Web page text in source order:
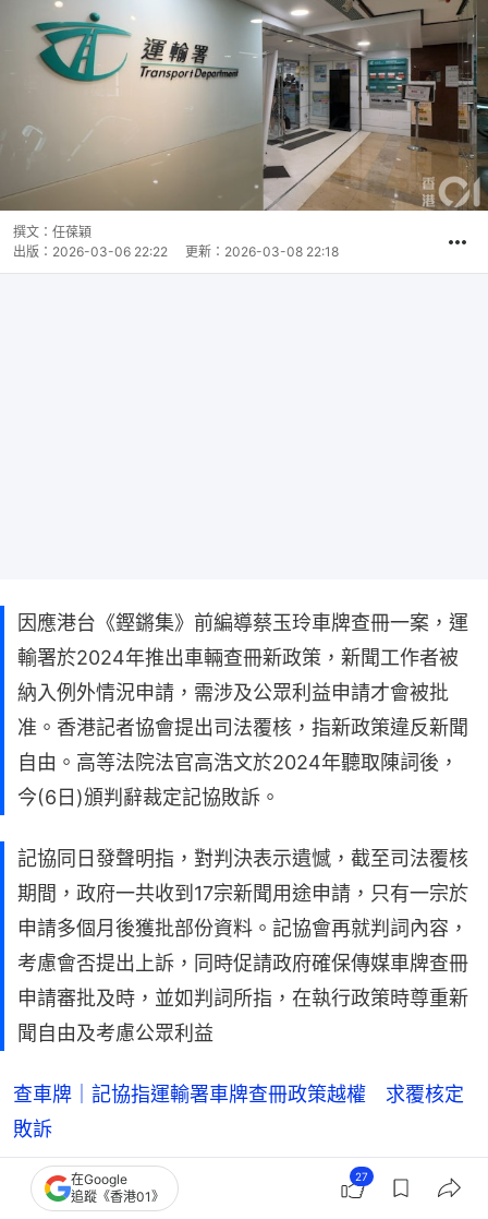
撰文： 任葆穎
出版： 2026-03-06 22:22 更新： 2026-03-08 22:18
因應港台《鏗鏘集》前編導蔡玉玲車牌查冊一案，運
輸署於2024年推出車輛查冊新政策，新聞工作者被
納入例外情況申請，需涉及公眾利益申請才會被批
准。香港記者協會提出司法覆核，指新政策違反新聞
自由。高等法院法官高浩文於2024年聽取陳詞後，
今(6日)頒判辭裁定記協敗訴。
記協同日發聲明指，對判決表示遺憾，截至司法覆核
期間，政府一共收到17宗新聞用途申請，只有一宗於
申請多個月後獲批部份資料。記協會再就判詞內容，
考慮會否提出上訴，同時促請政府確保傳媒車牌查冊
申請審批及時，並如判詞所指，在執行政策時尊重新
聞自由及考慮公眾利益
查車牌｜記協指運輸署車牌查冊政策越權 求覆核定
敗訴
在Google
追蹤《香港01》
27